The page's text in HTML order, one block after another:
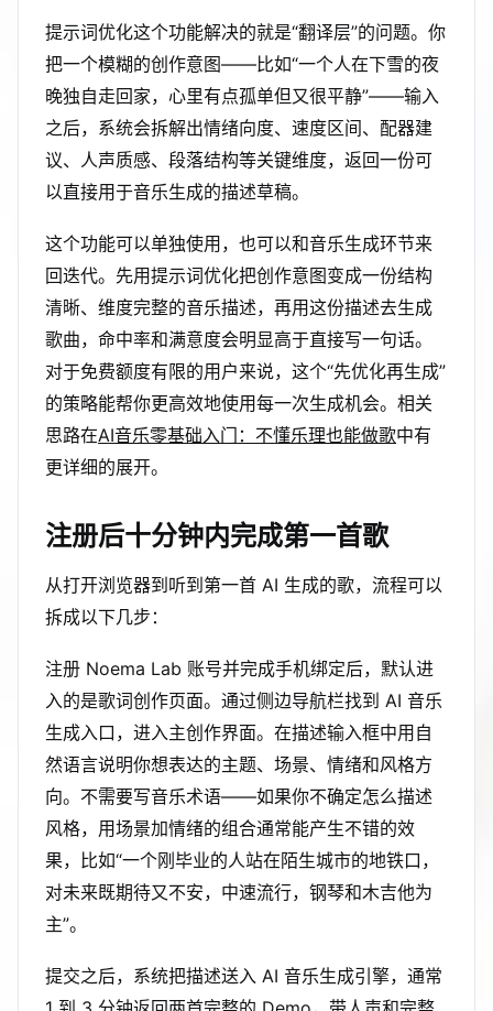
提示词优化这个功能解决的就是“翻译层”的问题。你
把一个模糊的创作意图——比如“一个人在下雪的夜
晚独自走回家，心里有点孤单但又很平静”——输入
之后，系统会拆解出情绪向度、速度区间、配器建
议、人声质感、段落结构等关键维度，返回一份可
以直接用于音乐生成的描述草稿。
这个功能可以单独使用，也可以和音乐生成环节来
回迭代。先用提示词优化把创作意图变成一份结构
清晰、维度完整的音乐描述，再用这份描述去生成
歌曲，命中率和满意度会明显高于直接写一句话。
对于免费额度有限的用户来说，这个“先优化再生成”
的策略能帮你更高效地使用每一次生成机会。相关
思路在AI音乐零基础入门：不懂乐理也能做歌中有
更详细的展开。
注册后十分钟内完成第一首歌
从打开浏览器到听到第一首 AI 生成的歌，流程可以
拆成以下几步：
注册 Noema Lab 账号并完成手机绑定后，默认进
入的是歌词创作页面。通过侧边导航栏找到 AI 音乐
生成入口，进入主创作界面。在描述输入框中用自
然语言说明你想表达的主题、场景、情绪和风格方
向。不需要写音乐术语——如果你不确定怎么描述
风格，用场景加情绪的组合通常能产生不错的效
果，比如“一个刚毕业的人站在陌生城市的地铁口，
对未来既期待又不安，中速流行，钢琴和木吉他为
主”。
提交之后，系统把描述送入 AI 音乐生成引擎，通常